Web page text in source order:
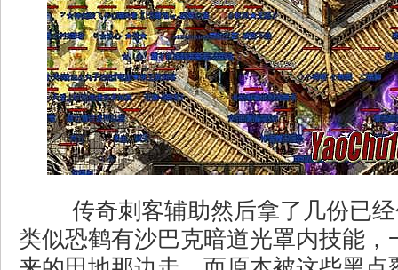
传奇刺客辅助然后拿了几份已
类似恐鹤有沙巴克暗道光罩内技能，